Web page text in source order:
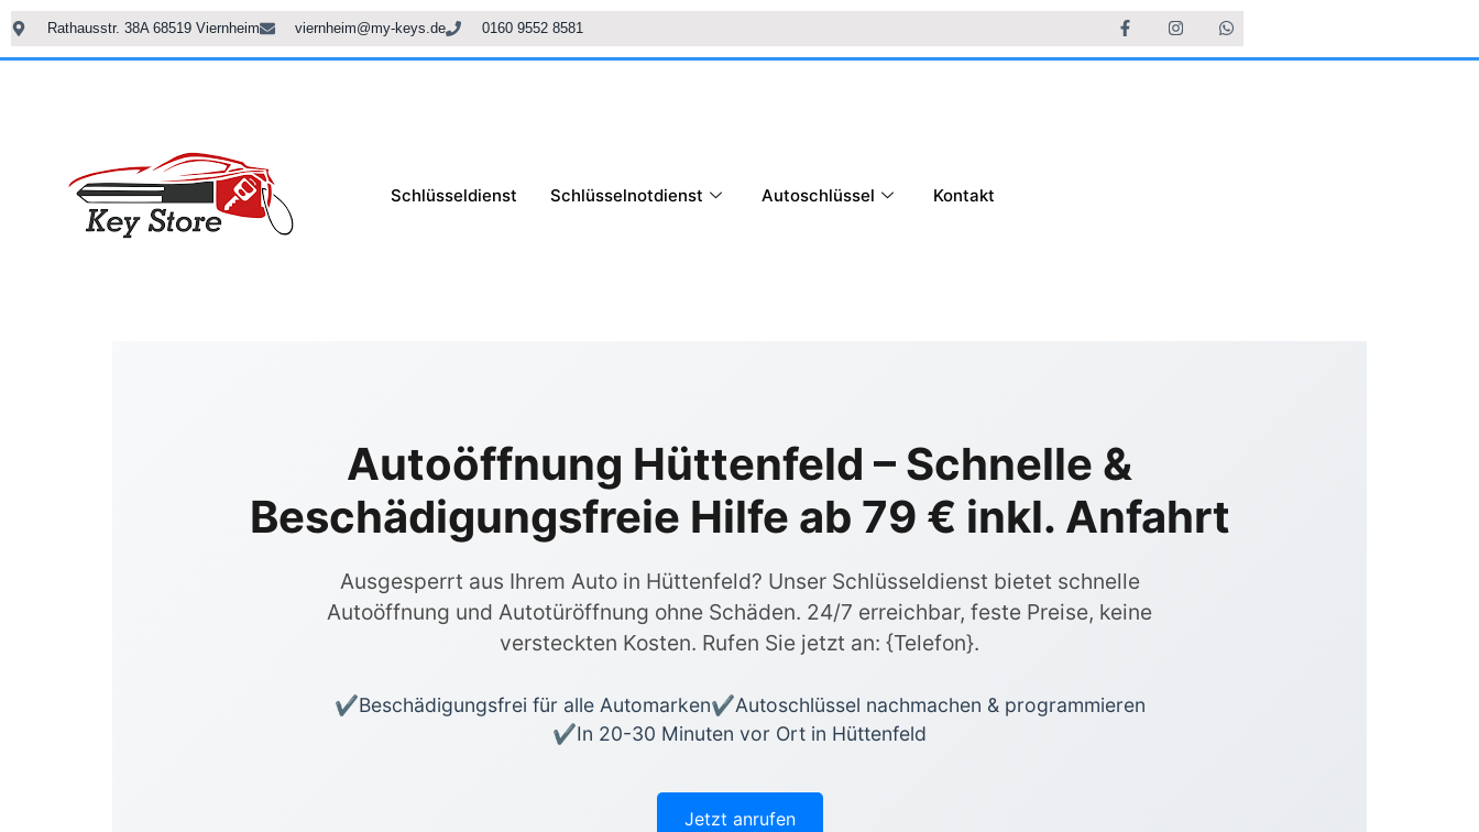
Rathausstr. 38A 68519 Viernheim viernheim@my-keys.de 0160 9552 8581
Schlüsseldienst Schlüsselnotdienst Autoschlüssel Kontakt
Autoöffnung Hüttenfeld – Schnelle &
Beschädigungsfreie Hilfe ab 79 € inkl. Anfahrt
Ausgesperrt aus Ihrem Auto in Hüttenfeld? Unser Schlüsseldienst bietet schnelle
Autoöffnung und Autotüröffnung ohne Schäden. 24/7 erreichbar, feste Preise, keine
versteckten Kosten. Rufen Sie jetzt an: {Telefon}.
Beschädigungsfrei für alle Automarken
Autoschlüssel nachmachen & programmieren
In 20-30 Minuten vor Ort in Hüttenfeld
Jetzt anrufen